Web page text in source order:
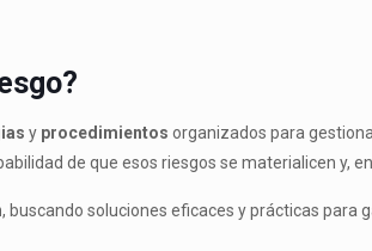
y procedimientos organizados para
de que esos riesgos se materialicen y,
, buscando soluciones eficaces y prácticas para